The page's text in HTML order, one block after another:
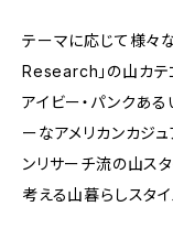
テーマに応じて様々
Research」の山カテ
アイビー・パンクある
ーなアメリカンカジ
ンリサーチ流の山ス
考える山暮らしスタイ